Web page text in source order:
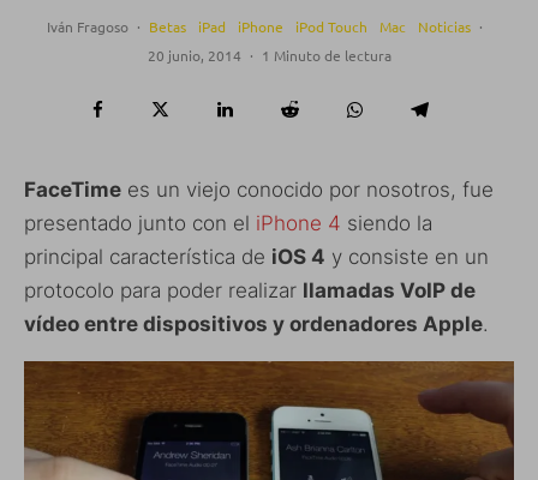
Iván Fragoso · Betas iPad iPhone iPod Touch Mac Noticias ·
20 junio, 2014 · 1 Minuto de lectura
FaceTime es un viejo conocido por nosotros, fue
presentado junto con el iPhone 4 siendo la
principal característica de iOS 4 y consiste en un
protocolo para poder realizar llamadas VoIP de
vídeo entre dispositivos y ordenadores Apple.